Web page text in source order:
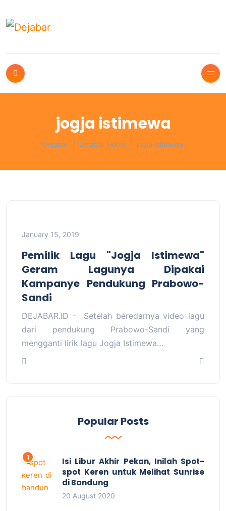
jogja istimewa
Dejabar Dejabar Home jogja istimewa
January 15, 2019
Pemilik Lagu "Jogja Istimewa"
Geram Lagunya Dipakai
Kampanye Pendukung Prabowo-
Sandi
DEJABAR.ID - Setelah beredarnya video lagu
dari pendukung Prabowo-Sandi yang
mengganti lirik lagu Jogja Istimewa…
Popular Posts
Isi Libur Akhir Pekan, Inilah Spot-
spot Keren untuk Melihat Sunrise
di Bandung
20 August 2020